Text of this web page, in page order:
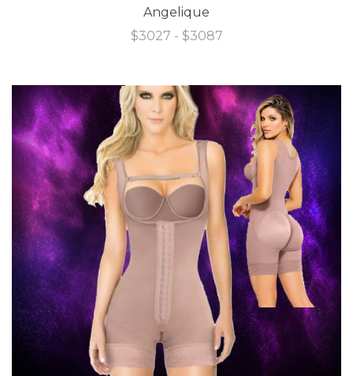
Angelique
$3027 - $3087Rango
desde
$3027
hasta
$3087